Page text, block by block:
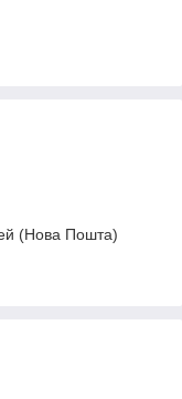
(Нова Пошта)